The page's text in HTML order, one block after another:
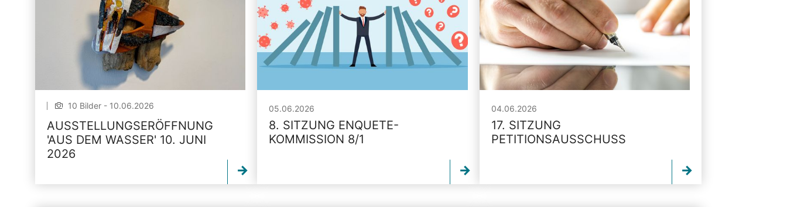
10 Bilder - 10.06.2026
AUSSTELLUNGSERÖFFNUNG
'AUS DEM WASSER' 10. JUNI
2026
05.06.2026
8. SITZUNG ENQUETE-
KOMMISSION 8/1
04.06.2026
17. SITZUNG
PETITIONSAUSSCHUSS